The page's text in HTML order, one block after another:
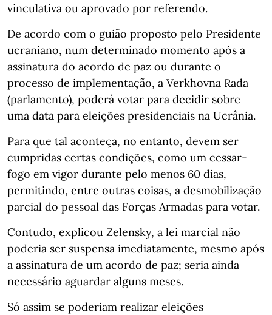
vinculativa ou aprovado por referendo.
De acordo com o guião proposto pelo Presidente
ucraniano, num determinado momento após a
assinatura do acordo de paz ou durante o
processo de implementação, a Verkhovna Rada
(parlamento), poderá votar para decidir sobre
uma data para eleições presidenciais na Ucrânia.
Para que tal aconteça, no entanto, devem ser
cumpridas certas condições, como um cessar-
fogo em vigor durante pelo menos 60 dias,
permitindo, entre outras coisas, a desmobilização
parcial do pessoal das Forças Armadas para votar.
Contudo, explicou Zelensky, a lei marcial não
poderia ser suspensa imediatamente, mesmo após
a assinatura de um acordo de paz; seria ainda
necessário aguardar alguns meses.
Só assim se poderiam realizar eleições